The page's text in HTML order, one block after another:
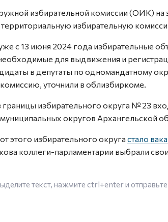
избирательной комиссии (ОИК) на
избирательную
с 13 июня 2024 года избирательные
для выдвижения и
в депутаты по одномандатному
уточнили в облизбиркоме.
границы избирательного округа № 23
округов Архангельской
этого избирательного округа стало
коллеги-парламентарии выбрали
текст, нажмите ctrl+enterи